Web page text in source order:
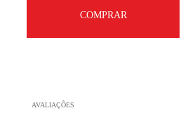
COMPRAR
AVALIAÇÕES